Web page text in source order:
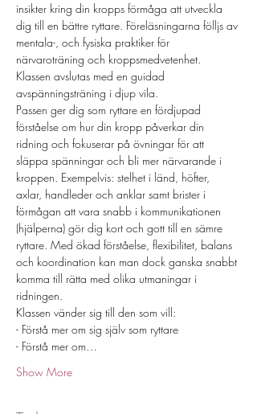
insikter kring din kropps förmåga att utveckla
dig till en bättre ryttare. Föreläsningarna fölljs av
mentala-, och fysiska praktiker för
närvaroträning och kroppsmedvetenhet.
Klassen avslutas med en guidad
avspänningsträning i djup vila.
Passen ger dig som ryttare en fördjupad
förståelse om hur din kropp påverkar din
ridning och fokuserar på övningar för att
släppa spänningar och bli mer närvarande i
kroppen. Exempelvis: stelhet i länd, höfter,
axlar, handleder och anklar samt brister i
förmågan att vara snabb i kommunikationen
(hjälperna) gör dig kort och gott till en sämre
ryttare. Med ökad förståelse, flexibilitet, balans
och koordination kan man dock ganska snabbt
komma till rätta med olika utmaningar i
ridningen.
Klassen vänder sig till den som vill:
- Förstå mer om sig själv som ryttare
- Förstå mer om…
Show More